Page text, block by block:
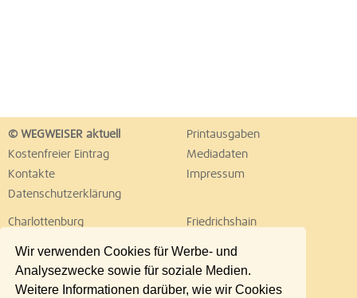
Wir verwenden Cookies für Werbe- und
Analysezwecke sowie für soziale Medien.
Weitere Informationen darüber, wie wir Cookies
© WEGWEISER aktuell
Printausgaben
Kostenfreier Eintrag
Mediadaten
Kontakte
Impressum
Datenschutzerklärung
Charlottenburg
Friedrichshain
Lichtenberg
Marzahn